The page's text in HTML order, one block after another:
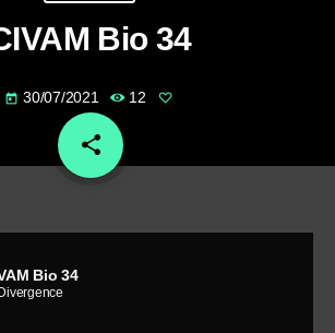
Bio 34
today 30/07/2021 12
share
email
Bio 34